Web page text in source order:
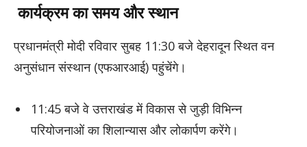
कार्यक्रम का समय और स्थान
प्रधानमंत्री मोदी रविवार सुबह 11:30 बजे देहरादून स्थित वन
अनुसंधान संस्थान (एफआरआई) पहुंचेंगे।
11:45 बजे वे उत्तराखंड में विकास से जुड़ी विभिन्न
परियोजनाओं का शिलान्यास और लोकार्पण करेंगे।